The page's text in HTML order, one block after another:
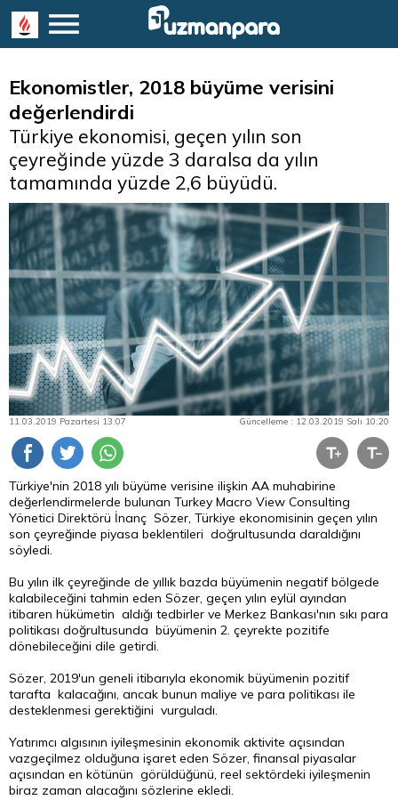
Ekonomistler, 2018 büyüme verisini
değerlendirdi
Türkiye ekonomisi, geçen yılın son
çeyreğinde yüzde 3 daralsa da yılın
tamamında yüzde 2,6 büyüdü.
11.03.2019 Pazartesi 13:07 Güncelleme : 12.03.2019 Salı 10:20
Türkiye'nin 2018 yılı büyüme verisine ilişkin AA muhabirine
değerlendirmelerde bulunan Turkey Macro View Consulting
Yönetici Direktörü İnanç Sözer, Türkiye ekonomisinin geçen yılın
son çeyreğinde piyasa beklentileri doğrultusunda daraldığını
söyledi.
Bu yılın ilk çeyreğinde de yıllık bazda büyümenin negatif bölgede
kalabileceğini tahmin eden Sözer, geçen yılın eylül ayından
itibaren hükümetin aldığı tedbirler ve Merkez Bankası'nın sıkı para
politikası doğrultusunda büyümenin 2. çeyrekte pozitife
dönebileceğini dile getirdi.
Sözer, 2019'un geneli itibarıyla ekonomik büyümenin pozitif
tarafta kalacağını, ancak bunun maliye ve para politikası ile
desteklenmesi gerektiğini vurguladı.
Yatırımcı algısının iyileşmesinin ekonomik aktivite açısından
vazgeçilmez olduğuna işaret eden Sözer, finansal piyasalar
açısından en kötünün görüldüğünü, reel sektördeki iyileşmenin
biraz zaman alacağını sözlerine ekledi.